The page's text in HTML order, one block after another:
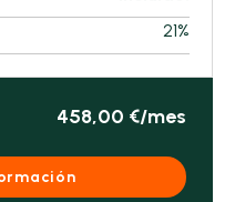
21%
458,00 €/mes